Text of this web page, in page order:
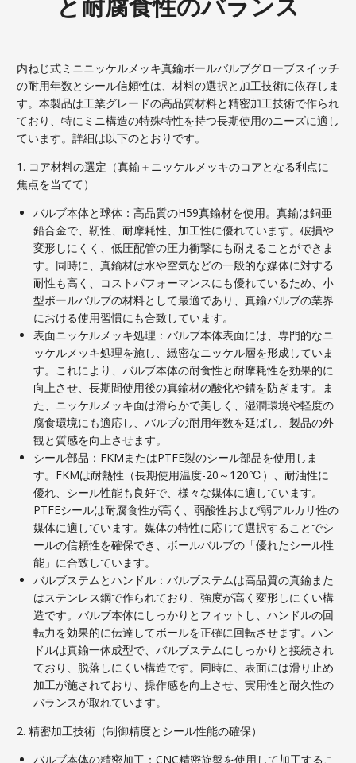
内ねじ式ミニニッケルメッキ真鍮ボールバルブグローブスイッチ
の耐用年数とシール信頼性は、材料の選択と加工技術に依存しま
す。本製品は工業グレードの高品質材料と精密加工技術で作られ
ており、特にミニ構造の特殊特性を持つ長期使用のニーズに適し
ています。詳細は以下のとおりです。
1. コア材料の選定（真鍮＋ニッケルメッキのコアとなる利点に
焦点を当てて）
バルブ本体と球体：高品質のH59真鍮材を使用。真鍮は銅亜
鉛合金で、靭性、耐摩耗性、加工性に優れています。破損や
変形しにくく、低圧配管の圧力衝撃にも耐えることができま
す。同時に、真鍮材は水や空気などの一般的な媒体に対する
耐性も高く、コストパフォーマンスにも優れているため、小
型ボールバルブの材料として最適であり、真鍮バルブの業界
における使用習慣にも合致しています。
表面ニッケルメッキ処理：バルブ本体表面には、専門的なニ
ッケルメッキ処理を施し、緻密なニッケル層を形成していま
す。これにより、バルブ本体の耐食性と耐摩耗性を効果的に
向上させ、長期間使用後の真鍮材の酸化や錆を防ぎます。ま
た、ニッケルメッキ面は滑らかで美しく、湿潤環境や軽度の
腐食環境にも適応し、バルブの耐用年数を延ばし、製品の外
観と質感を向上させます。
シール部品：FKMまたはPTFE製のシール部品を使用しま
す。FKMは耐熱性（長期使用温度-20～120℃）、耐油性に
優れ、シール性能も良好で、様々な媒体に適しています。
PTFEシールは耐腐食性が高く、弱酸性および弱アルカリ性の
媒体に適しています。媒体の特性に応じて選択することでシ
ールの信頼性を確保でき、ボールバルブの「優れたシール性
能」に合致しています。
バルブステムとハンドル：バルブステムは高品質の真鍮また
はステンレス鋼で作られており、強度が高く変形しにくい構
造です。バルブ本体にしっかりとフィットし、ハンドルの回
転力を効果的に伝達してボールを正確に回転させます。ハン
ドルは真鍮一体成型で、バルブステムにしっかりと接続され
ており、脱落しにくい構造です。同時に、表面には滑り止め
加工が施されており、操作感を向上させ、実用性と耐久性の
バランスが取れています。
2. 精密加工技術（制御精度とシール性能の確保）
バルブ本体の精密加工：CNC精密旋盤を使用して加工するこ